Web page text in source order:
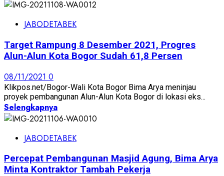
JABODETABEK
Target Rampung 8 Desember 2021, Progres
Alun-Alun Kota Bogor Sudah 61,8 Persen
08/11/2021 0
Klikpos.net/Bogor-Wali Kota Bogor Bima Arya meninjau
proyek pembangunan Alun-Alun Kota Bogor di lokasi eks...
Selengkapnya
JABODETABEK
Percepat Pembangunan Masjid Agung, Bima Arya
Minta Kontraktor Tambah Pekerja